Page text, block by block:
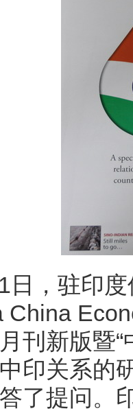
，驻印度
China
刊新版暨
印关系的
了提问。